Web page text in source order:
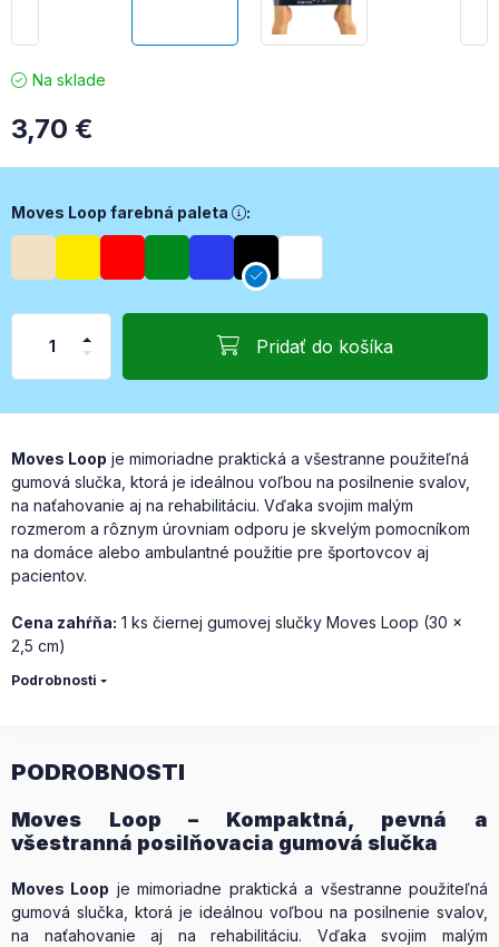
Na sklade
3,70 €
Moves Loop farebná paleta, Moves Loop farebná
Moves Loop farebná paleta :
Pridať do košíka
Moves Loop je mimoriadne praktická a všestranne použiteľná
gumová slučka, ktorá je ideálnou voľbou na posilnenie svalov,
na naťahovanie aj na rehabilitáciu. Vďaka svojim malým
rozmerom a rôznym úrovniam odporu je skvelým pomocníkom
na domáce alebo ambulantné použitie pre športovcov aj
pacientov.
Cena zahŕňa: 1 ks čiernej gumovej slučky Moves Loop (30 x
2,5 cm)
Podrobnosti
PODROBNOSTI
Moves Loop – Kompaktná, pevná a
všestranná posilňovacia gumová slučka
Moves Loop je mimoriadne praktická a všestranne použiteľná
gumová slučka, ktorá je ideálnou voľbou na posilnenie svalov,
na naťahovanie aj na rehabilitáciu. Vďaka svojim malým